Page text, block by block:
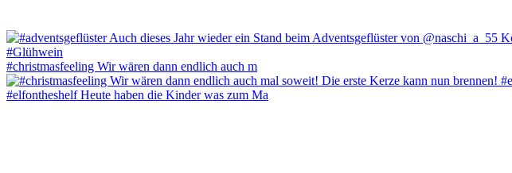
#christmasfeeling Wir wären dann endlich auch m
#elfontheshelf Heute haben die Kinder was zum Ma